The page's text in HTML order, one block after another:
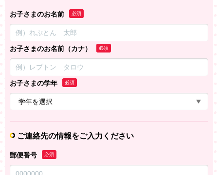
お子さまのお名前 必須
お子さまのお名前（カナ） 必須
お子さまの学年 必須
ご連絡先の情報をご入力ください
郵便番号 必須